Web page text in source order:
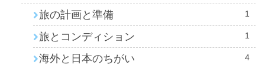
旅の計画と準備 1
旅とコンディション 1
海外と日本のちがい 4